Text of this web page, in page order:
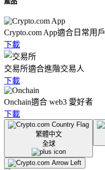
Crypto.com App適合日常用戶
下載
交易所適合進階交易人
下載
Onchain適合 web3 愛好者
下載
繁體中文
全球